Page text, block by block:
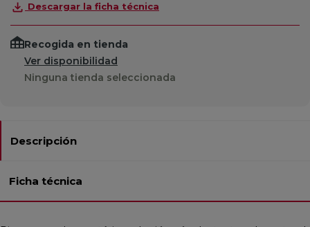
Descargar la ficha técnica
Recogida en tienda
Ver disponibilidad
Ninguna tienda seleccionada
Descripción
Ficha técnica